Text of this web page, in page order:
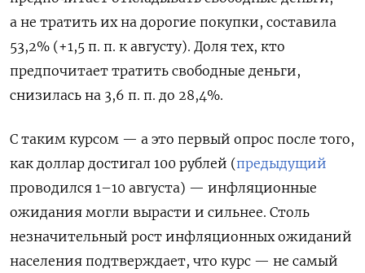
а не тратить их на дорогие покупки, составила
53,2% (+1,5 п. п. к августу). Доля тех, кто
предпочитает тратить свободные деньги,
снизилась на 3,6 п. п. до 28,4%.
С таким курсом — а это первый опрос после того,
как доллар достигал 100 рублей (предыдущий
проводился 1–10 августа) — инфляционные
ожидания могли вырасти и сильнее. Столь
незначительный рост инфляционных ожиданий
населения подтверждает, что курс — не самый